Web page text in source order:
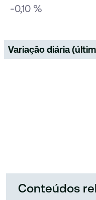
-0,10 %
Variação diária
Conteúdos